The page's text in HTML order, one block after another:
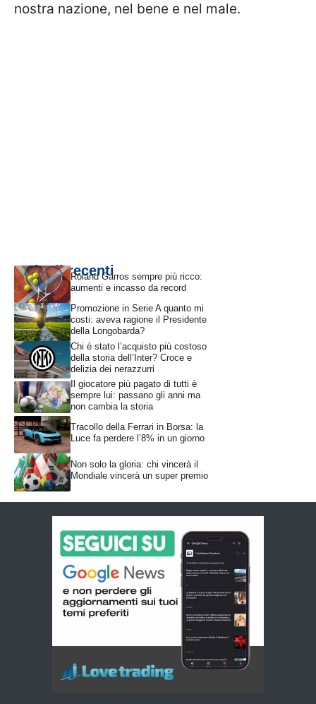
nostra nazione, nel bene e nel male.
Articoli recentiRoland Garros sempre più ricco:
aumenti e incasso da record
Promozione in Serie A quanto mi
costi: aveva ragione il Presidente
della Longobarda?
Chi è stato l’acquisto più costoso
della storia dell’Inter? Croce e
delizia dei nerazzurri
Il giocatore più pagato di tutti è
sempre lui: passano gli anni ma
non cambia la storia
Tracollo della Ferrari in Borsa: la
Luce fa perdere l’8% in un giorno
Non solo la gloria: chi vincerà il
Mondiale vincerà un super premio